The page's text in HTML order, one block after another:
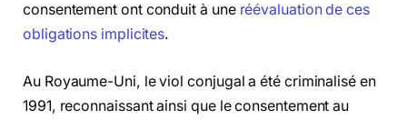
consentement ont conduit à une réévaluation de ces
obligations implicites.
Au Royaume-Uni, le viol conjugal a été criminalisé en
1991, reconnaissant ainsi que le consentement au